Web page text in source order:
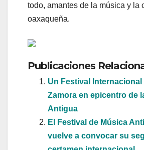
todo, amantes de la música y la
oaxaqueña.
Publicaciones
Un Festival
Zamora en epicentro de
Antigua
El Festival de Música
vuelve a convocar su